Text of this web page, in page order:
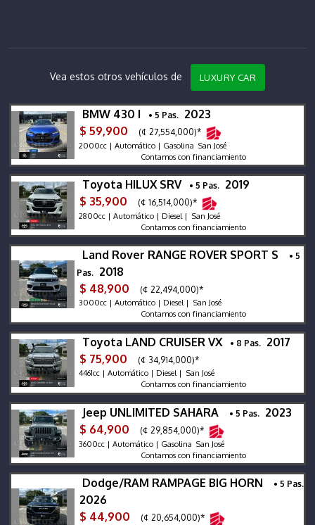
Vea estos otros vehículos de LUXURY CAR
BMW 430 I • 5 Pas. 2023
$ 59,900
(¢ 27,554,000)*
2000cc | Automático | Gasolina San José
Contamos con financiamiento
Toyota HILUX SRV • 5 Pas. 2019
$ 35,900
(¢ 16,514,000)*
2800cc | Automático | Diesel | San José
Contamos con financiamiento
Land Rover RANGE ROVER SPORT S
• 5
Pas. 2018
$ 48,900
(¢ 22,494,000)*
3000cc | Automático | Diesel | San José
Contamos con financiamiento
Toyota LAND CRUISER VX • 8 Pas. 2017
$ 75,900
(¢ 34,914,000)*
4461cc | Automático | Diesel | San José
Contamos con financiamiento
Jeep UNLIMITED SAHARA • 5 Pas. 2023
$ 64,900
(¢ 29,854,000)*
3600cc | Automático | Gasolina San José
Contamos con financiamiento
Dodge/RAM RAMPAGE BIG HORN • 5 Pas.
2026
$ 44,900
(¢ 20,654,000)*